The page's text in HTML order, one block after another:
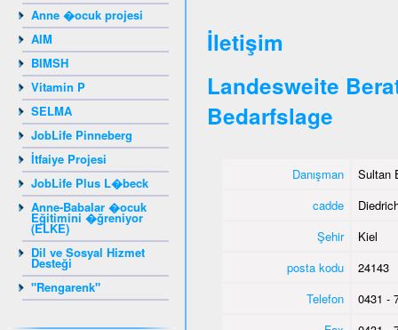
Anne �ocuk projesi
AIM
BIMSH
Vitamin P
SELMA
JobLife Pinneberg
İtfaiye Projesi
JobLife Plus L�beck
Anne-Babalar �ocuk
Eğitimini �ğreniyor
(ELKE)
Dil ve Sosyal Hizmet
Desteği
"Rengarenk"
İletişim
Landesweite
Bedarfslage
Danışman
Sultan
cadde
Şehir
Kiel
posta kodu
24143
Telefon
0431 -